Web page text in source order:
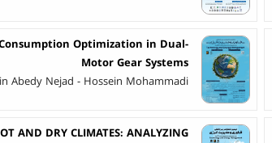
Optimization in Dual-
Motor Gear Systems
Abedy Nejad - Hossein Mohammadi
AND DRY CLIMATES: ANALYZING